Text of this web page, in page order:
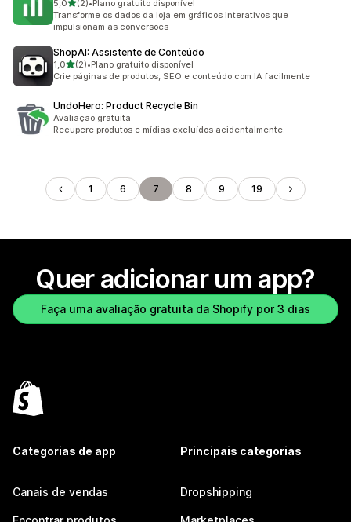
5,0de 5 estrelas
(2)
2 avaliações ao todo
•Plano gratuito disponível
Transforme os dados da loja em gráficos interativos que
impulsionam as conversões
ShopAI: Assistente de Conteúdo
1,0de 5 estrelas
(2)
2 avaliações ao todo
•Plano gratuito disponível
Crie páginas de produtos, SEO e conteúdo com IA facilmente
UndoHero: Product Recycle Bin
Avaliação gratuita
Recupere produtos e mídias excluídos acidentalmente.
1 6 7 8 9 19
Quer adicionar um app?
Faça uma avaliação gratuita da Shopify por 3 dias
Categorias de app
Canais de vendas
Principais categorias
Dropshipping